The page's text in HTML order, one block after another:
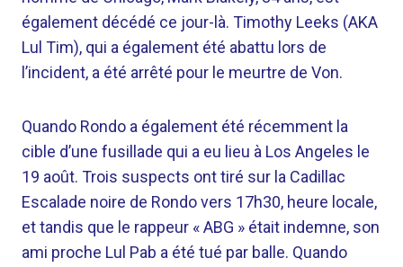
également décédé ce jour-là. Timothy Leeks (AKA
Lul Tim), qui a également été abattu lors de
l’incident, a été arrêté pour le meurtre de Von.
Quando Rondo a également été récemment la
cible d’une fusillade qui a eu lieu à Los Angeles le
19 août. Trois suspects ont tiré sur la Cadillac
Escalade noire de Rondo vers 17h30, heure locale,
et tandis que le rappeur « ABG » était indemne, son
ami proche Lul Pab a été tué par balle. Quando